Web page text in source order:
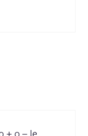
+ o – le